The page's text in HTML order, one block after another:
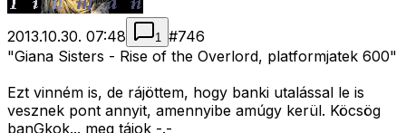
2013.10.30. 07:48 1 #746
"Giana Sisters - Rise of the Overlord, platformjatek 600"
Ezt vinném is, de rájöttem, hogy banki utalással le is
vesznek pont annyit, amennyibe amúgy kerül. Köcsög
banGkok... meg tájok -.-